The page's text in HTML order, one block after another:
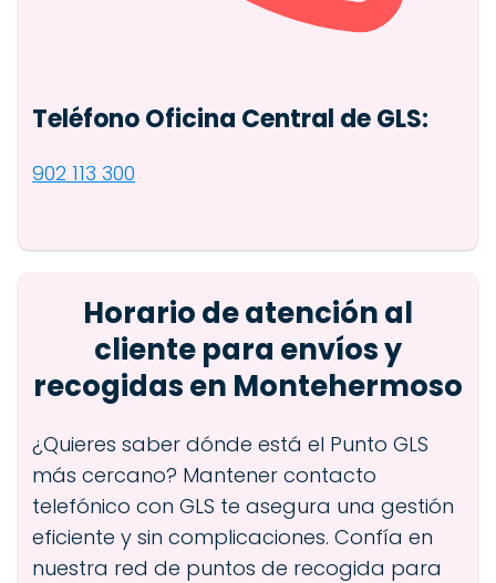
Teléfono Oficina Central de GLS:
902 113 300
Horario de atención al
cliente para envíos y
recogidas en Montehermoso
¿Quieres saber dónde está el Punto GLS
más cercano? Mantener contacto
telefónico con GLS te asegura una gestión
eficiente y sin complicaciones. Confía en
nuestra red de puntos de recogida para